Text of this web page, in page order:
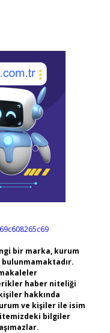
bir marka, kurum
bulunmamaktadır.
haber niteliği
hakkında
ve kişiler ile isim
bilgiler